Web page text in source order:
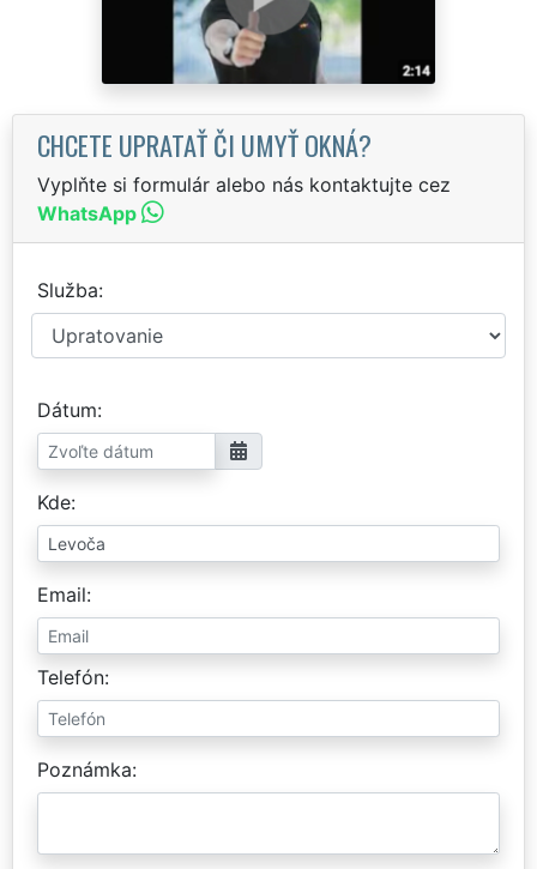
CHCETE UPRATAŤ ČI UMYŤ OKNÁ?
Vyplňte si formulár alebo nás kontaktujte cez
WhatsApp
Služba
Dátum
Kde
Email
Telefón
Poznámka